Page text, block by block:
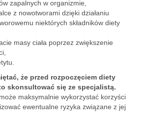
zapalnych w organizmie,
z nowotworami dzięki działaniu
niektórych składników diety
masy ciała poprzez zwiększenie
że przed rozpoczęciem diety
skonsultować się ze specjalistą.
maksymalnie wykorzystać korzyści
ewentualne ryzyka związane z jej